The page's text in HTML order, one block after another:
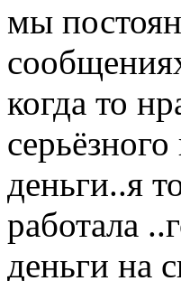
мы
когда то
деньги..я
работала
деньги на